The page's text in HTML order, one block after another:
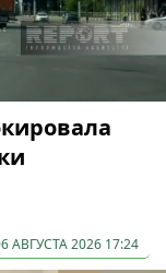
АВГУСТА 2026 17:24